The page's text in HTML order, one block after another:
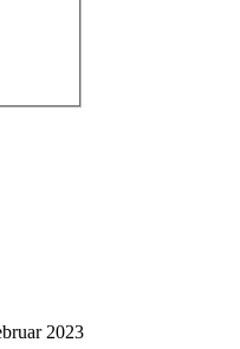
2023